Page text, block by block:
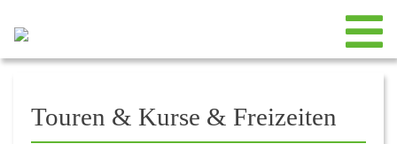
Touren & Kurse & Freizeiten